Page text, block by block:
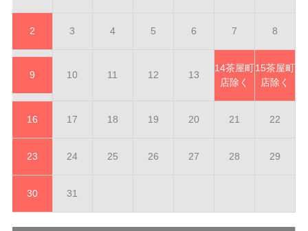
2 3 4 5 6 7 8
9 10 11 12 13
14茶屋町
店除く
15茶屋町
店除く
16 17 18 19 20 21 22
23 24 25 26 27 28 29
30 31